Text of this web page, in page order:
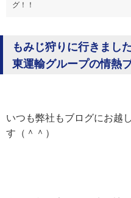
グ！！
もみじ狩りに行きまし
東運輸グループの情熱
いつも弊社もブログにお越
す（＾＾）